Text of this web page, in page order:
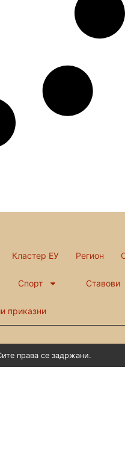
Кластер ЕУ Регион
Спорт Ставови
приказни
права се задржани.